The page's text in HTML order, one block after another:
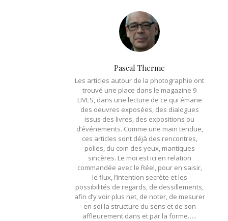
Pascal Therme
Les articles autour de la photographie ont
trouvé une place dans le magazine 9
LIVES, dans une lecture de ce qui émane
des oeuvres exposées, des dialogues
issus des livres, des expositions ou
d’événements. Comme une main tendue,
ces articles sont déjà des rencontres,
polies, du coin des yeux, mantiques
sincères. Le moi est ici en relation
commandée avec le Réel, pour en saisir,
le flux, l’intention secrète et les
possibilités de regards, de dessillements,
afin d’y voir plus net, de noter, de mesurer
en soi la structure du sens et de son
affleurement dans et par la forme…..